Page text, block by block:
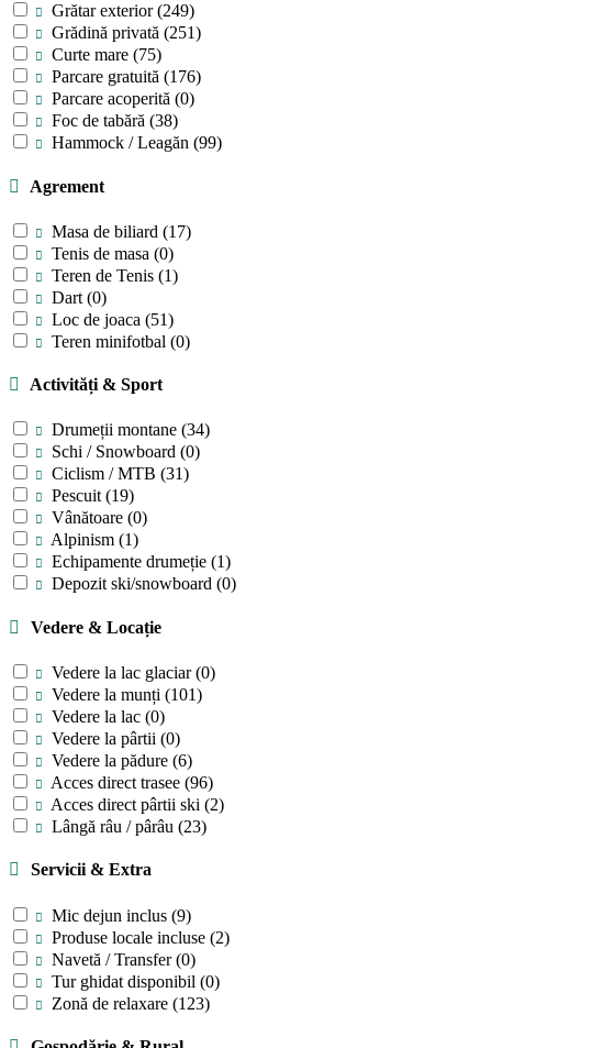
Grătar exterior(249)
Grădină privată (251)
Curte mare (75)
Parcare gratuită (176)
Parcare acoperită (0)
Foc de tabără (38)
Hammock / Leagăn (99)
Agrement
Masa de biliard (17)
Tenis de masa (0)
Teren de Tenis (1)
Dart (0)
Loc de joaca (51)
Teren minifotbal (0)
Activități & Sport
Drumeții montane (34)
Schi / Snowboard (0)
Ciclism / MTB (31)
Pescuit(19)
Vânătoare (0)
Alpinism (1)
Echipamente drumeție (1)
Depozit ski/snowboard (0)
Vedere & Locație
Vedere la lac glaciar(0)
Vedere la munți (101)
Vedere la lac (0)
Vedere la pârtii (0)
Vedere la pădure (6)
Acces direct trasee (96)
Acces direct pârtii ski (2)
Lângă râu / pârâu (23)
Servicii & Extra
Mic dejun inclus (9)
Produse locale incluse (2)
Navetă / Transfer(0)
Tur ghidat disponibil (0)
Zonă de relaxare (123)